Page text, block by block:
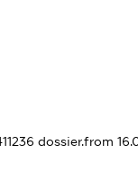
dossier.from